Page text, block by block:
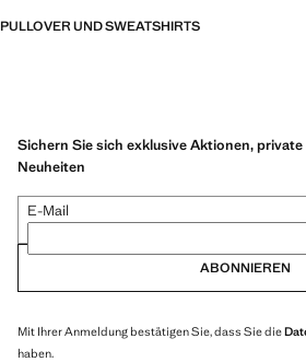
PULLOVER UND SWEATSHIRTS
Sichern Sie sich exklusive Aktionen,
Neuheiten
E-Mail
ABONNIEREN
Mit Ihrer Anmeldung bestätigen Sie, dass Sie die
haben.